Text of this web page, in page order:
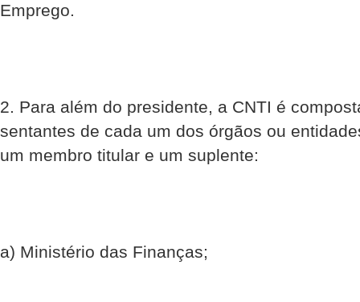
Emprego.
2. Para além do presidente, a CNTI é
sentantes de cada um dos órgãos ou
um membro titular e um suplente:
a) Ministério das Finanças;